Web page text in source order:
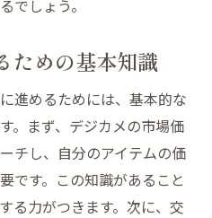
でしょう。
ための基本知識
進めるためには、基本的な
。まず、デジカメの市場価
チし、自分のアイテムの価
です。この知識があること
る力がつきます。次に、交